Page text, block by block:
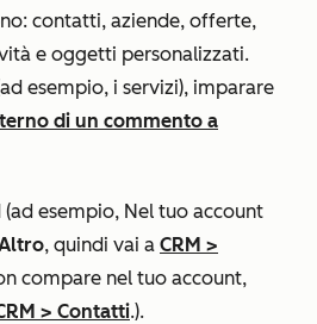
contatti, aziende, offerte,
e oggetti personalizzati.
esempio, i servizi), imparare
di un commento a
esempio, Nel tuo account
, quindi vai a CRM >
compare nel tuo account,
> Contatti.).